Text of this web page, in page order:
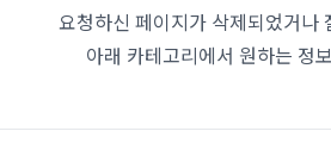
요청하신 페이지가 삭제되었거나
아래 카테고리에서 원하는 정